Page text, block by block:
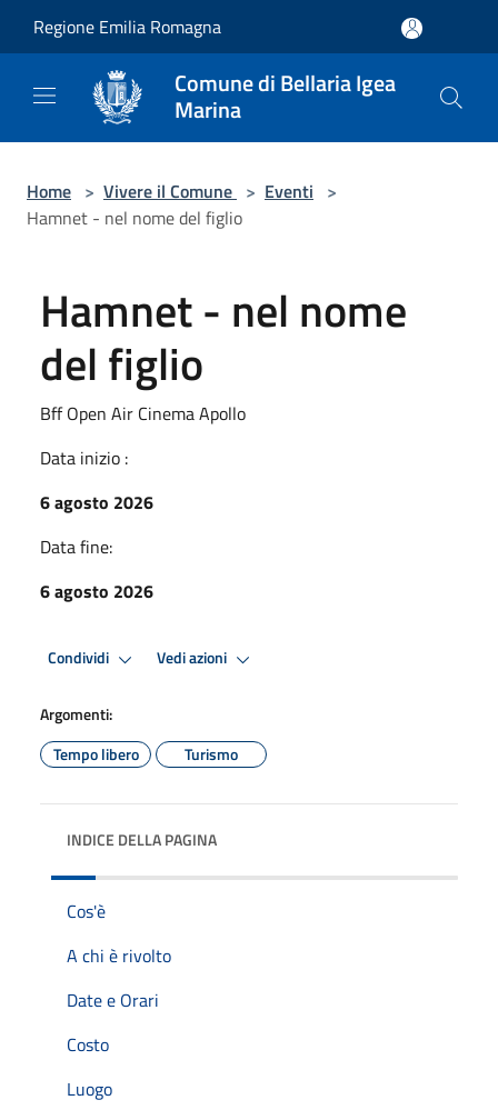
Regione Emilia Romagna
Comune di Bellaria Igea
Marina
Home > Vivere il Comune > Eventi >
Hamnet - nel nome del figlio
Hamnet - nel nome
del figlio
Bff Open Air Cinema Apollo
Data inizio :
6 agosto 2026
Data fine:
6 agosto 2026
Condividi Vedi azioni
Argomenti:
Tempo libero
Turismo
INDICE DELLA PAGINA
Cos'è
A chi è rivolto
Date e Orari
Costo
Luogo